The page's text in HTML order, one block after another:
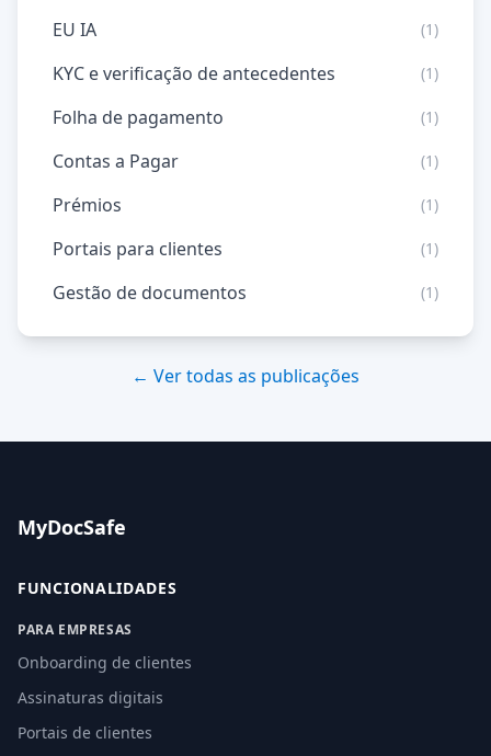
EU IA (1)
KYC e verificação de antecedentes (1)
Folha de pagamento (1)
Contas a Pagar (1)
Prémios (1)
Portais para clientes (1)
Gestão de documentos (1)
← Ver todas as publicações
MyDocSafe
FUNCIONALIDADES
PARA EMPRESAS
Onboarding de clientes
Assinaturas digitais
Portais de clientes